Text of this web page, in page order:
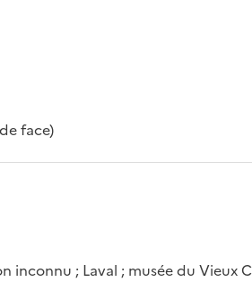
face)
; Laval ; musée du Vieux